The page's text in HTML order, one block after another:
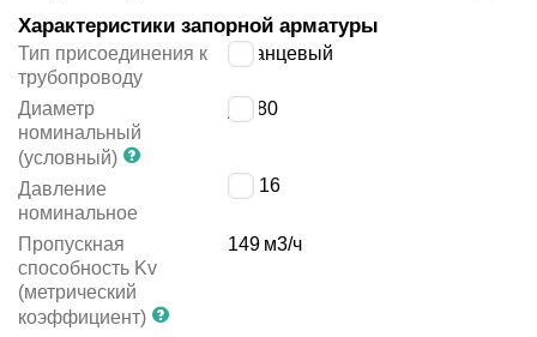
Характеристики запорной арматуры
Тип присоединения к
трубопроводу
фланцевый
Диаметр
номинальный
(условный)
80
Давление
номинальное
16
Пропускная
способность Kv
(метрический
коэффициент)
149 м3/ч